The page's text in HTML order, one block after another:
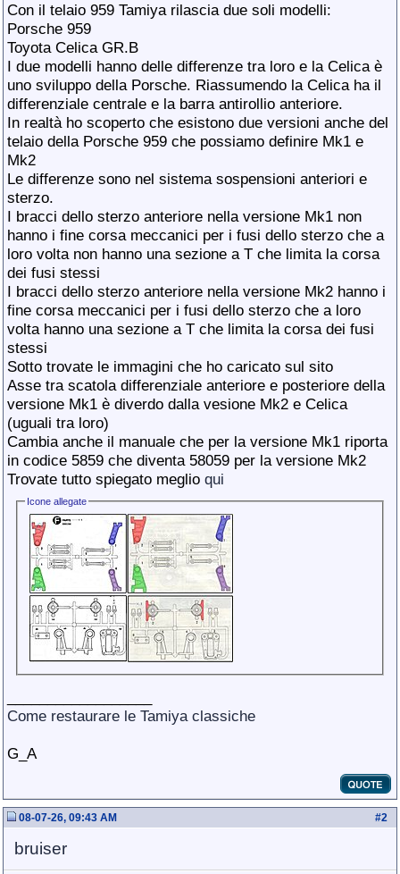
Con il telaio 959 Tamiya rilascia due soli modelli:
Porsche 959
Toyota Celica GR.B
I due modelli hanno delle differenze tra loro e la Celica è
uno sviluppo della Porsche. Riassumendo la Celica ha il
differenziale centrale e la barra antirollio anteriore.
In realtà ho scoperto che esistono due versioni anche del
telaio della Porsche 959 che possiamo definire Mk1 e
Mk2
Le differenze sono nel sistema sospensioni anteriori e
sterzo.
I bracci dello sterzo anteriore nella versione Mk1 non
hanno i fine corsa meccanici per i fusi dello sterzo che a
loro volta non hanno una sezione a T che limita la corsa
dei fusi stessi
I bracci dello sterzo anteriore nella versione Mk2 hanno i
fine corsa meccanici per i fusi dello sterzo che a loro
volta hanno una sezione a T che limita la corsa dei fusi
stessi
Sotto trovate le immagini che ho caricato sul sito
Asse tra scatola differenziale anteriore e posteriore della
versione Mk1 è diverdo dalla vesione Mk2 e Celica
(uguali tra loro)
Cambia anche il manuale che per la versione Mk1 riporta
in codice 5859 che diventa 58059 per la versione Mk2
Trovate tutto spiegato meglio qui
Icone allegate
Come restaurare le Tamiya classiche
G_A
#2
08-07-26, 09:43 AM
bruiser